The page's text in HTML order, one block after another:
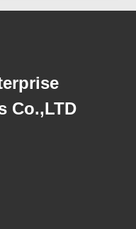
Co.,LTD